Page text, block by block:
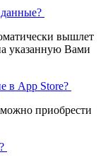
вышлет
указанную Вами
в App Store?
приобрести